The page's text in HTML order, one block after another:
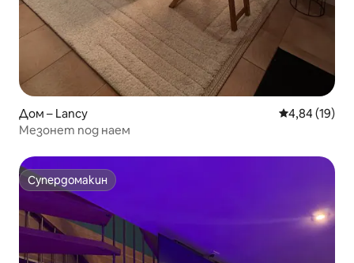
Дом – Lancy Средна
4,84 (19)
Мезонет под наем
Супердомакин
Супердомакин